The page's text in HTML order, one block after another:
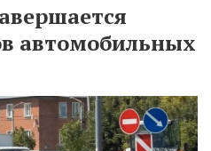
автомобильных